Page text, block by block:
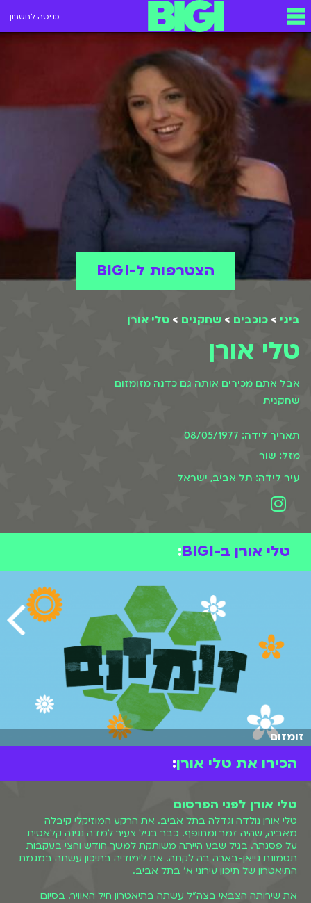
כניסה לחשבון
ביגי > כוכבים > שחקנים > טלי אורן
טלי אורן
אבל אתם מכירים אותה גם כדנה מזומזום
שחקנית
תאריך לידה: 08/05/1977
מזל: שור
עיר לידה: תל אביב, ישראל
הצטרפות ל-BIGI
טלי אורן ב-BIGI :
זומזום
הכירו את טלי אורן:
טלי אורן לפני הפרסום
טלי אורן נולדה וגדלה בתל אביב. את הרקע המוזיקלי קיבלה
מאביה, שהיה זמר ומתופף. כבר בגיל צעיר למדה נגינה קלאסית
על פסנתר. בגיל שבע הייתה משותקת למשך חודש וחצי בעקבות
תסמונת גייאן-בארה בה לקתה. את לימודיה בתיכון עשתה במגמת
התיאטרון של תיכון עירוני א' בתל אביב.
את שירותה הצבאי בצה"ל עשתה בתיאטרון חיל האוויר. בסיום